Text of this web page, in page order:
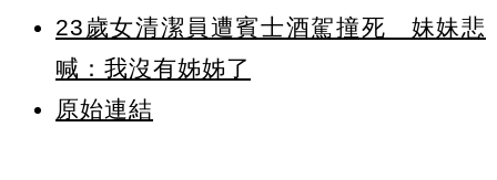
23歲女清潔員遭賓士酒駕撞死 妹妹悲
喊：我沒有姊姊了
原始連結